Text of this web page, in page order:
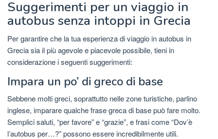
Suggerimenti per un viaggio in
autobus senza intoppi in Grecia
Per garantire che la tua esperienza di viaggio in autobus in
Grecia sia il più agevole e piacevole possibile, tieni in
considerazione i seguenti suggerimenti:
Impara un po’ di greco di base
Sebbene molti greci, soprattutto nelle zone turistiche, parlino
inglese, imparare qualche frase greca di base può fare molto.
Semplici saluti, “per favore” e “grazie”, e frasi come “Dov’è
l’autobus per…?” possono essere incredibilmente utili.